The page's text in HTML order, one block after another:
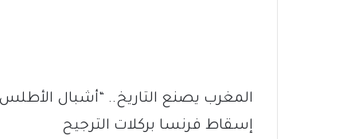
إسقاط فرنسا بركلات الترجيح